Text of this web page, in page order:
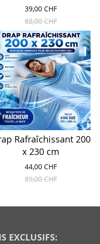
39,00 CHF
68,00 CHF
Rafraîchissant 200
x 230 cm
44,00 CHF
89,00 CHF
EXCLUSIFS: